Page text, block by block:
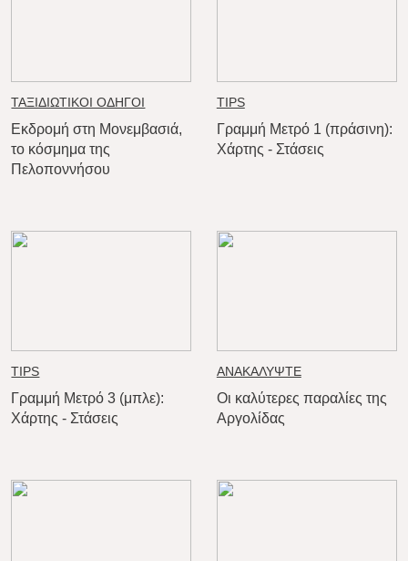
ΤΑΞΙΔΙΩΤΙΚΟΙ ΟΔΗΓΟΙ
Εκδρομή στη Μονεμβασιά,
το κόσμημα της
Πελοποννήσου
TIPS
Γραμμή Μετρό 1 (πράσινη):
Χάρτης - Στάσεις
TIPS
Γραμμή Μετρό 3 (μπλε):
Χάρτης - Στάσεις
ΑΝΑΚΑΛΥΨΤΕ
Οι καλύτερες παραλίες της
Αργολίδας